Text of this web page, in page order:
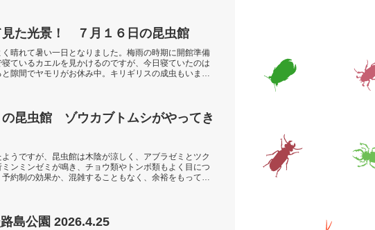
見た光景！ ７月１６日の昆虫館
晴れて暑い一日となりました。梅雨の時期に開館準備
ているカエルを見かけるのですが、今日寝ていたのは
隙間でヤモリがお休み中。キリギリスの成虫もいまし
の昆虫館 ゾウカブトムシがやってき
うですが、昆虫館は木陰が涼しく、アブラゼミとツク
ンミンゼミが鳴き、チョウ類やトンボ類もよく目につ
約制の効果か、混雑することもなく、余裕をもって楽
島公園 2026.4.25